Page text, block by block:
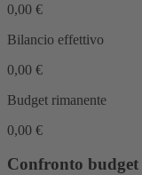
0,00 €
Bilancio effettivo
0,00 €
Budget rimanente
0,00 €
Confronto budget